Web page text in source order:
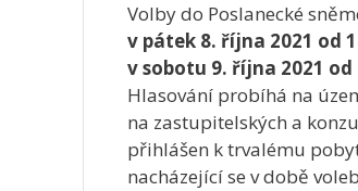
Volby do Poslanecké
v pátek 8. října 2021 od
v sobotu 9. října 2021
Hlasování probíhá na
na zastupitelských a
přihlášen k trvalému
nacházející se v době